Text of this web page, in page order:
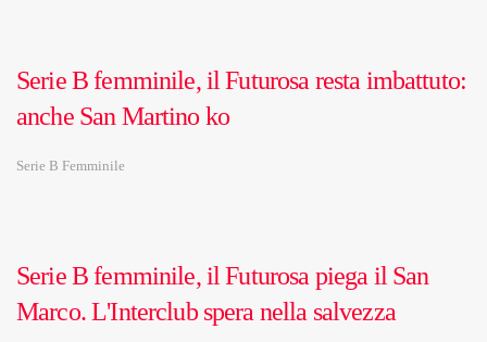
Serie B femminile, il Futurosa resta imbattuto:
anche San Martino ko
Serie B Femminile
Serie B femminile, il Futurosa piega il San
Marco. L'Interclub spera nella salvezza